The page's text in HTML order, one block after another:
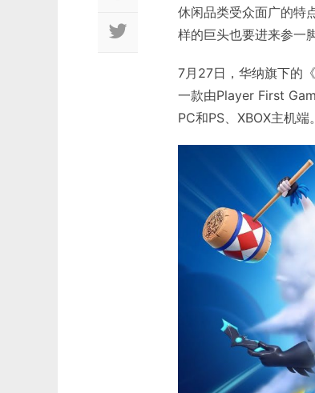
休闲品类受众面广的特
样的巨头也要进来参一脚
7月27日，华纳旗下的
一款由Player First
PC和PS、XBOX主机端。